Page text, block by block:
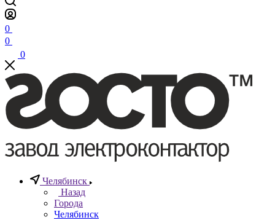
0
0
0
Челябинск
Назад
Города
Челябинск